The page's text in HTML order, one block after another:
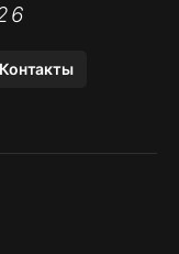
Контакты